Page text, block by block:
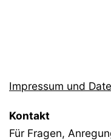
Impressum und
Kontakt
Für Fragen,